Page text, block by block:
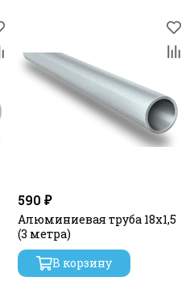
590 ₽
Алюминиевая труба 18х1,5
(3 метра)
В корзину